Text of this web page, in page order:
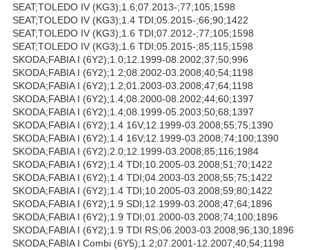
SEAT;TOLEDO IV (KG3);1.6;07.2013-;77;105;1598
SEAT;TOLEDO IV (KG3);1.4 TDI;05.2015-;66;90;1422
SEAT;TOLEDO IV (KG3);1.6 TDI;07.2012-;77;105;1598
SEAT;TOLEDO IV (KG3);1.6 TDI;05.2015-;85;115;1598
SKODA;FABIA I (6Y2);1.0;12.1999-08.2002;37;50;996
SKODA;FABIA I (6Y2);1.2;08.2002-03.2008;40;54;1198
SKODA;FABIA I (6Y2);1.2;01.2003-03.2008;47;64;1198
SKODA;FABIA I (6Y2);1.4;08.2000-08.2002;44;60;1397
SKODA;FABIA I (6Y2);1.4;08.1999-05.2003;50;68;1397
SKODA;FABIA I (6Y2);1.4 16V;12.1999-03.2008;55;75;1390
SKODA;FABIA I (6Y2);1.4 16V;12.1999-03.2008;74;100;1390
SKODA;FABIA I (6Y2);2.0;12.1999-03.2008;85;116;1984
SKODA;FABIA I (6Y2);1.4 TDI;10.2005-03.2008;51;70;1422
SKODA;FABIA I (6Y2);1.4 TDI;04.2003-03.2008;55;75;1422
SKODA;FABIA I (6Y2);1.4 TDI;10.2005-03.2008;59;80;1422
SKODA;FABIA I (6Y2);1.9 SDI;12.1999-03.2008;47;64;1896
SKODA;FABIA I (6Y2);1.9 TDI;01.2000-03.2008;74;100;1896
SKODA;FABIA I (6Y2);1.9 TDI RS;06.2003-03.2008;96;130;1896
SKODA;FABIA I Combi (6Y5);1.2;07.2001-12.2007;40;54;1198